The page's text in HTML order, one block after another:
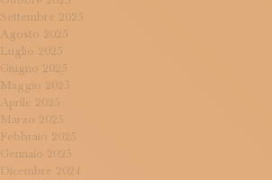
Settembre 2025
Agosto 2025
Luglio 2025
Giugno 2025
Maggio 2025
Aprile 2025
Marzo 2025
Febbraio 2025
Gennaio 2025
Dicembre 2024